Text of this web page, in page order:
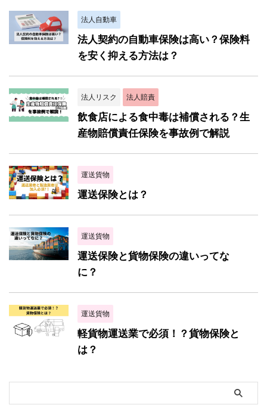
法人自動車
法人契約の自動車保険は高い？保険料
を安く抑える方法は？
法人リスク 法人賠責
飲食店による食中毒は補償される？生
産物賠償責任保険を事故例で解説
運送貨物
運送保険とは？
運送貨物
運送保険と貨物保険の違いってな
に？
運送貨物
軽貨物運送業で必須！？貨物保険と
は？